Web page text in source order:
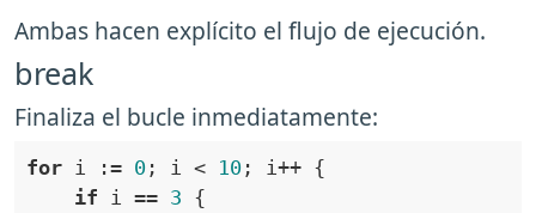
Ambas hacen explícito el flujo de ejecución.
break
Finaliza el bucle inmediatamente:
for i := 0; i < 10
if i == 3